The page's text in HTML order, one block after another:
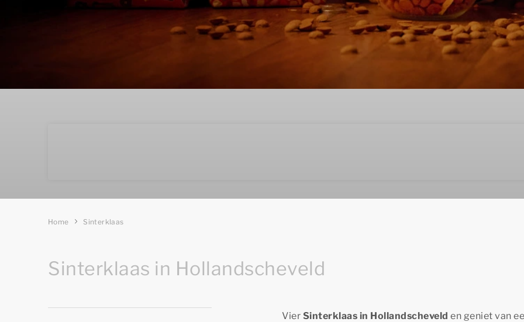
Home Sinterklaas
Sinterklaas in Hollandscheveld
Vier Sinterklaas in Hollandscheveld en geniet van